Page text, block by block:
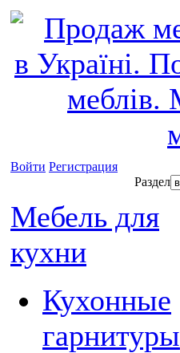
Войти Регистрация
Раздел
Мебель для
кухни
Кухонные
гарнитуры